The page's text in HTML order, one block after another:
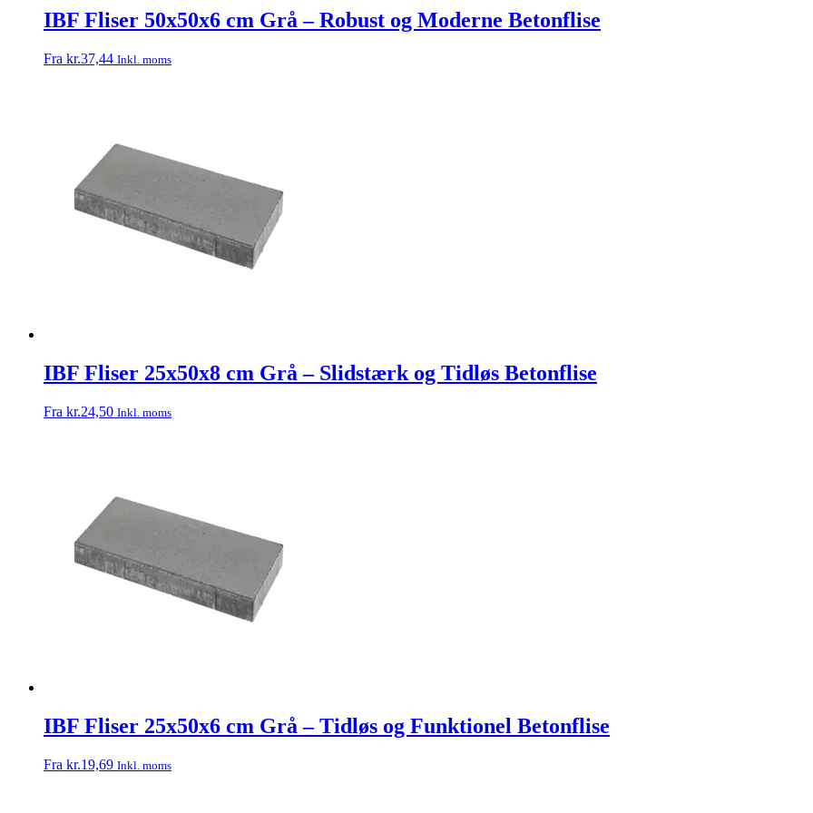
IBF Fliser 50x50x6 cm Grå – Robust og Moderne Betonflise
Fra kr.37,44 Inkl. moms
IBF Fliser 25x50x8 cm Grå – Slidstærk og Tidløs Betonflise
Fra kr.24,50 Inkl. moms
IBF Fliser 25x50x6 cm Grå – Tidløs og Funktionel Betonflise
Fra kr.19,69 Inkl. moms